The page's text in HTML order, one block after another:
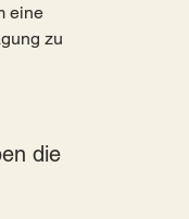
eine
zu
die